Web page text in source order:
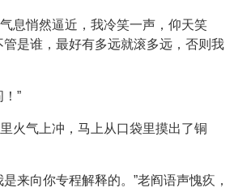
息悄然逼近，我冷笑一声，仰天笑
管是谁，最好有多远就滚多远，否则我
”
火气上冲，马上从口袋里摸出了铜
来向你专程解释的。”老阎语声愧疚，